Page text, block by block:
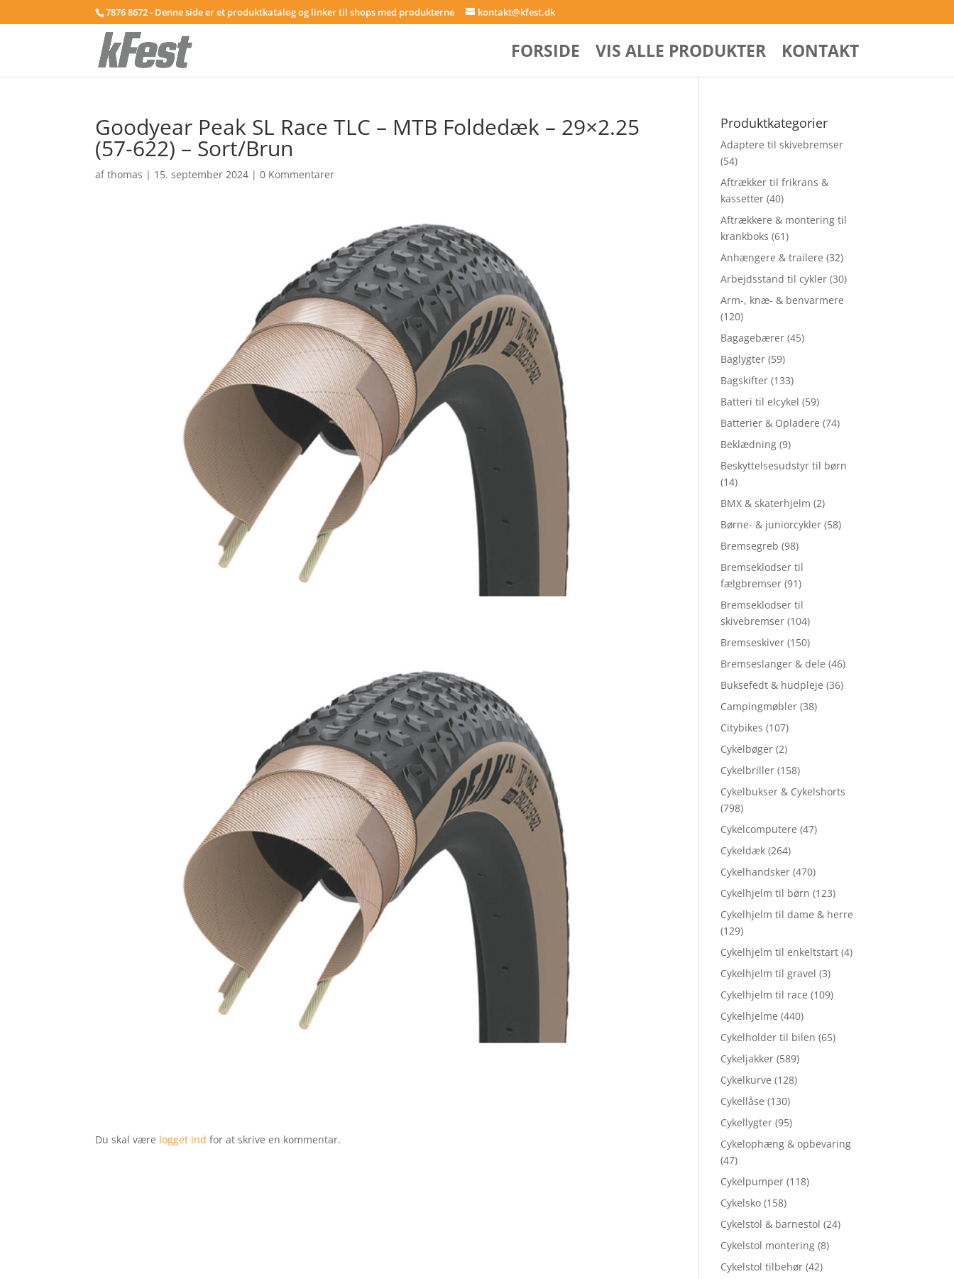
7876 8672 - Denne side er et produktkatalog og linker til shops med produkterne kontakt@kfest.dk
FORSIDE VIS ALLE PRODUKTER KONTAKT
Goodyear Peak SL Race TLC – MTB Foldedæk – 29×2.25
(57-622) – Sort/Brun
afthomas | 15. september 2024 |0 Kommentarer
Du skal være logget ind for at skrive en kommentar.
Produktkategorier
Adaptere til skivebremser
(54)
Aftrækker til frikrans &
kassetter (40)
Aftrækkere & montering til
krankboks (61)
Anhængere & trailere (32)
Arbejdsstand til cykler (30)
Arm-, knæ- & benvarmere
(120)
Bagagebærer (45)
Baglygter (59)
Bagskifter (133)
Batteri til elcykel (59)
Batterier & Opladere (74)
Beklædning (9)
Beskyttelsesudstyr til børn
(14)
BMX & skaterhjelm (2)
Børne- & juniorcykler (58)
Bremsegreb (98)
Bremseklodser til
fælgbremser (91)
Bremseklodser til
skivebremser (104)
Bremseskiver (150)
Bremseslanger & dele (46)
Buksefedt & hudpleje (36)
Campingmøbler (38)
Citybikes (107)
Cykelbøger (2)
Cykelbriller (158)
Cykelbukser & Cykelshorts
(798)
Cykelcomputere (47)
Cykeldæk (264)
Cykelhandsker (470)
Cykelhjelm til børn (123)
Cykelhjelm til dame & herre
(129)
Cykelhjelm til enkeltstart (4)
Cykelhjelm til gravel (3)
Cykelhjelm til race (109)
Cykelhjelme (440)
Cykelholder til bilen (65)
Cykeljakker (589)
Cykelkurve (128)
Cykellåse (130)
Cykellygter (95)
Cykelophæng & opbevaring
(47)
Cykelpumper (118)
Cykelsko (158)
Cykelstol & barnestol (24)
Cykelstol montering (8)
Cykelstol tilbehør (42)